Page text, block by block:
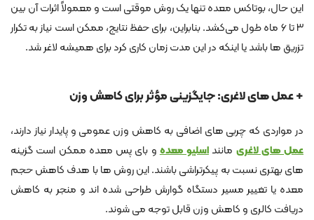
این حال، بوتاکس معده تنها یک روش موقتی است و معمولاً اثرات آن بین
۳ تا ۶ ماه طول می‌کشد. بنابراین، برای حفظ نتایج، ممکن است نیاز به تکرار
تزریق ‌ها باشد یا اینکه در این مدت زمان کاری کرد برای همیشه لاغر شد.
+ عمل های لاغری: جایگزینی مؤثر برای کاهش وزن
در مواردی که چربی های اضافی به کاهش وزن عمومی و پایدار نیاز دارند،
عمل های لاغری مانند اسلیو معدهو بای پس معده ممکن است گزینه
های بهتری نسبت به پیکرتراشی باشند. این روش ها با هدف کاهش حجم
معده یا تغییر مسیر دستگاه گوارش طراحی شده اند و منجر به کاهش
دریافت کالری و کاهش وزن قابل توجه می شوند.